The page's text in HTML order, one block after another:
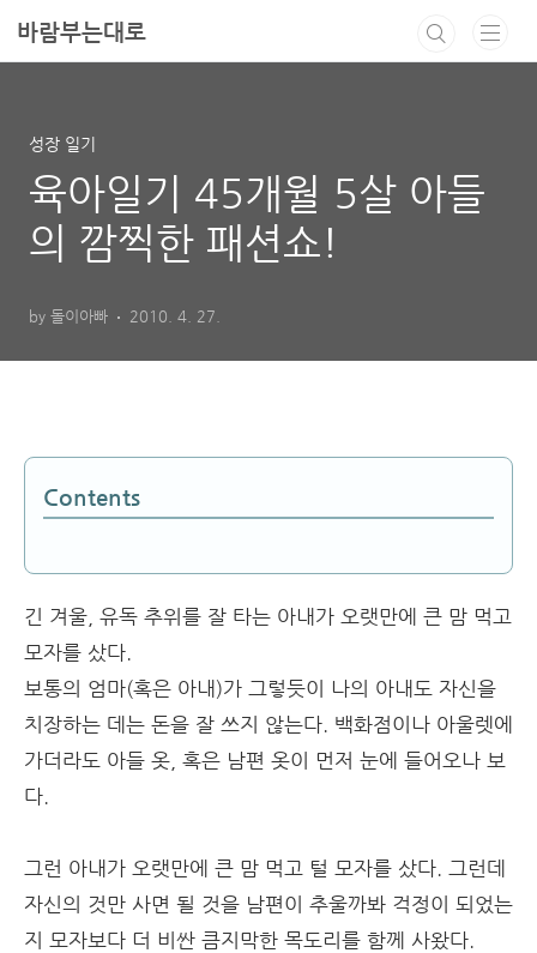
바람부는대로
성장 일기
육아일기 45개월 5살 아들
의 깜찍한 패션쇼!
by 돌이아빠 2010. 4. 27.
Contents
긴 겨울, 유독 추위를 잘 타는 아내가 오랫만에 큰 맘 먹고
모자를 샀다.
보통의 엄마(혹은 아내)가 그렇듯이 나의 아내도 자신을
치장하는 데는 돈을 잘 쓰지 않는다. 백화점이나 아울렛에
가더라도 아들 옷, 혹은 남편 옷이 먼저 눈에 들어오나 보
다.
그런 아내가 오랫만에 큰 맘 먹고 털 모자를 샀다. 그런데
자신의 것만 사면 될 것을 남편이 추울까봐 걱정이 되었는
지 모자보다 더 비싼 큼지막한 목도리를 함께 사왔다.